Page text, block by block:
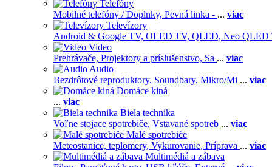
Telefóny
Mobilné telefóny / Doplnky, Pevná linka - ... viac
Televízory
Android & Google TV, OLED TV, QLED, Neo QLED
Video
Prehrávače, Projektory a príslušenstvo, Sa ... viac
Audio
Bezdrôtové reproduktory, Soundbary, Mikro/Mi ... viac
Domáce kiná
... viac
Biela technika
Voľne stojace spotrebiče, Vstavané spotreb ... viac
Malé spotrebiče
Meteostanice, teplomery, Vykurovanie, Príprava ... viac
Multimédiá a zábava